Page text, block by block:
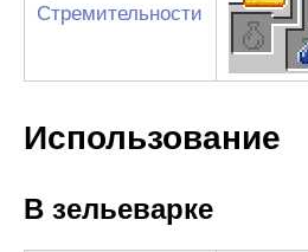
Стремительности
Использование
В зельеварке